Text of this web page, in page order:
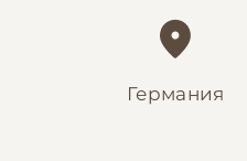
Германия